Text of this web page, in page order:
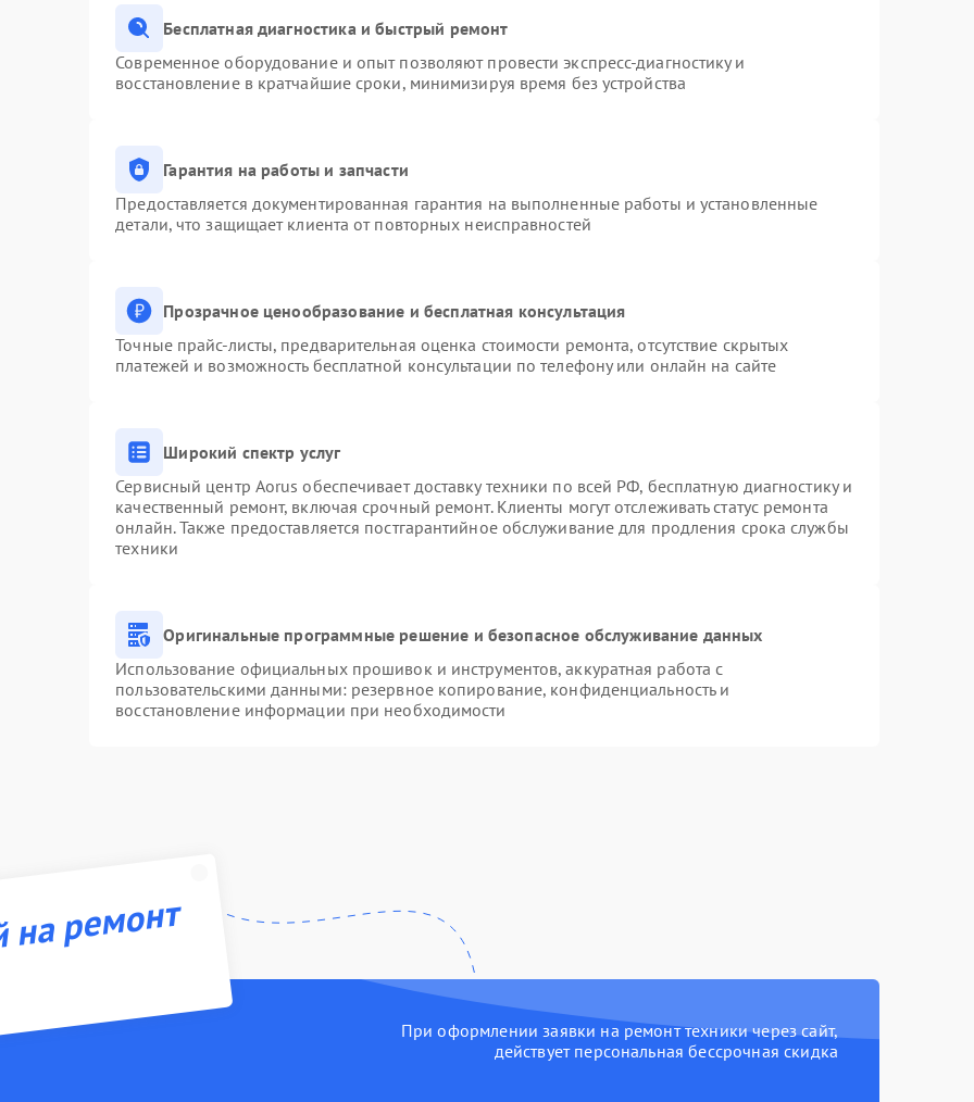
Бесплатная диагностика и быстрый ремонт
Современное оборудование и опыт позволяют провести экспресс-диагностику и
восстановление в кратчайшие сроки, минимизируя время без устройства
Гарантия на работы и запчасти
Предоставляется документированная гарантия на выполненные работы и установленные
детали, что защищает клиента от повторных неисправностей
Прозрачное ценообразование и бесплатная консультация
Точные прайс-листы, предварительная оценка стоимости ремонта, отсутствие скрытых
платежей и возможность бесплатной консультации по телефону или онлайн на сайте
Широкий спектр услуг
Сервисный центр Aorus обеспечивает доставку техники по всей РФ, бесплатную диагностику и
качественный ремонт, включая срочный ремонт. Клиенты могут отслеживать статус ремонта
онлайн. Также предоставляется постгарантийное обслуживание для продления срока службы
техники
Оригинальные программные решение и безопасное обслуживание данных
Использование официальных прошивок и инструментов, аккуратная работа с
пользовательскими данными: резервное копирование, конфиденциальность и
восстановление информации при необходимости
ремонт
При оформлении заявки на ремонт техники через сайт,
действует персональная бессрочная скидка